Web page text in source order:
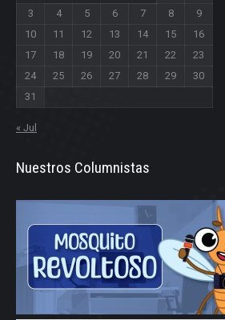
3
4 5 6 7 8
9
10
11 12 13 14 15
16
17
18 19 20 21 22
23
24
25 26 27 28 29
30
31
« Jul
Nuestros Columnistas